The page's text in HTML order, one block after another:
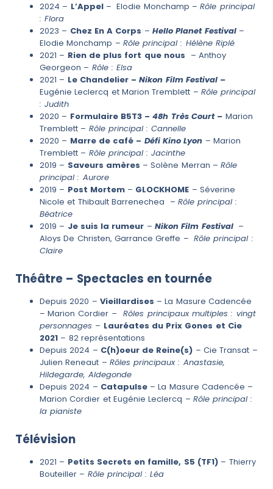
2024 – L’Appel – Elodie Monchamp –Rôle principal
: Flora
2023 – Chez En A Corps –Hello Planet Festival –
Elodie Monchamp – Rôle principal : Hélène Riplé
2021 – Rien de plus fort que nous – Anthoy
Georgeon – Rôle : Elsa
2021 – Le Chandelier –Nikon Film Festival –
Eugénie Leclercq et Marion Tremblett – Rôle principal
: Judith
2020 – Formulaire B5T3 –48h Très Court – Marion
Tremblett – Rôle principal : Cannelle
2020 – Marre de café – Défi Kino Lyon – Marion
Tremblett – Rôle principal : Jacinthe
2019 – Saveurs amères – Solène Merran –Rôle
principal : Aurore
2019 – Post Mortem – GLOCKHOME – Séverine
Nicole et Thibault Barrenechea – Rôle principal :
Béatrice
2019 – Je suis la rumeur –Nikon Film Festival–
Aloys De Christen, Garrance Greffe –Rôle principal :
Claire
Théâtre – Spectacles en tournée
Depuis 2020 – Vieillardises – La Masure Cadencée
– Marion Cordier – Rôles principaux multiples : vingt
personnages – Lauréates du Prix Gones et Cie
2021 – 82 représentations
Depuis 2024 – C(h)oeur de Reine(s) – Cie Transat –
Julien Reneaut – Rôles principaux : Anastasie,
Hildegarde, Aldegonde
Depuis 2024 – Catapulse – La Masure Cadencée –
Marion Cordier et Eugénie Leclercq – Rôle principal :
la pianiste
Télévision
2021 – Petits Secrets en famille, S5 (TF1) – Thierry
Bouteiller – Rôle principal : Léa